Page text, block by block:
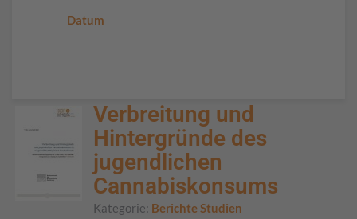
Datum
Verbreitung und
Hintergründe des
jugendlichen
Cannabiskonsums
Kategorie: Berichte Studien